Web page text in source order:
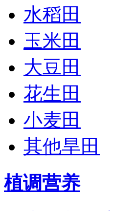
水稻田
玉米田
大豆田
花生田
小麦田
其他旱田
植调营养